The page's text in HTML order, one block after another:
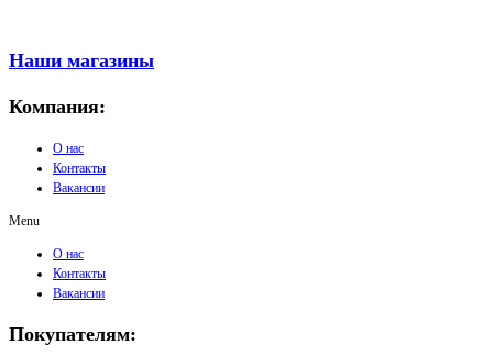
Наши магазины
Компания:
О нас
Контакты
Вакансии
Menu
О нас
Контакты
Вакансии
Покупателям: